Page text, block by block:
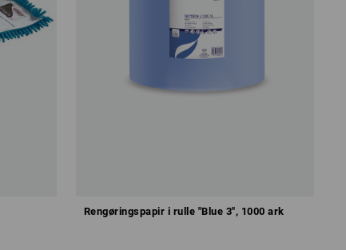
Rengøringspapir i rulle "Blue 3", 1000 ark